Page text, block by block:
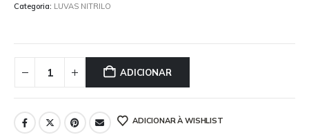
Categoria: LUVAS NITRILO
ADICIONAR
ADICIONAR À WISHLIST